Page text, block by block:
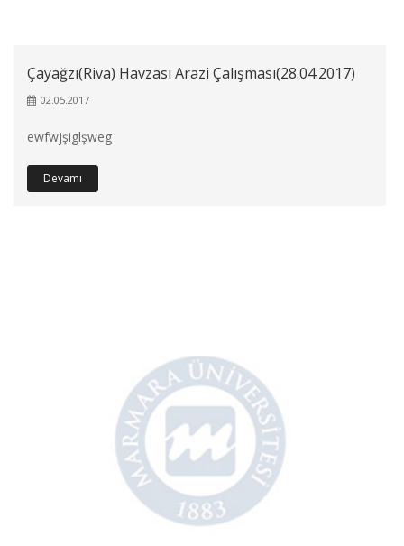
Çayağzı(Riva) Havzası Arazi Çalışması(28.04.2017)
02.05.2017
ewfwjşiglşweg
Devamı